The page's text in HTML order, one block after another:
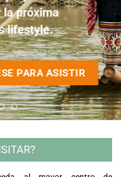
la próxima
lifestyle.
PARA ASISTIR
la próxima
lifestyle.
PARA ASISTIR
la próxima
lifestyle.
PARA ASISTIR
la próxima
lifestyle.
PARA ASISTIR
la próxima
lifestyle.
PARA ASISTIR